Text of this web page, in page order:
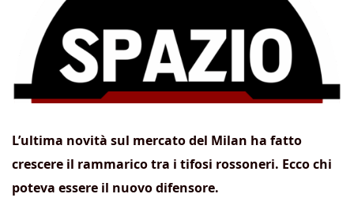
L’ultima novità sul mercato del Milan ha fatto
crescere il rammarico tra i tifosi rossoneri. Ecco chi
poteva essere il nuovo difensore.